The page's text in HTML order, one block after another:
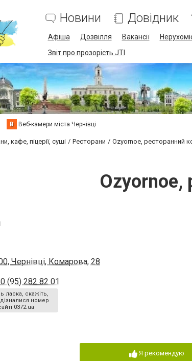
Новини Довідник
Афіша Дозвілля Вакансії
Звіт про прозорість JTI
В Веб-камери міста Чернівці
кафе, піцерії, суші Ресторани Ozyornoe, ресторанний
Ozyornoe,
Чернівці, Комарова, 28
(95) 282 82 01
ласка, скажіть,
номер
0372.ua
Я рекомендую